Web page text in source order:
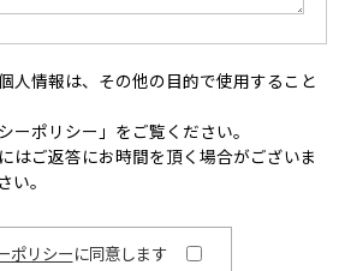
人情報は、その他の目的で使用すること
ーポリシー」をご覧ください。
はご返答にお時間を頂く場合がございま
。
ポリシーに同意します